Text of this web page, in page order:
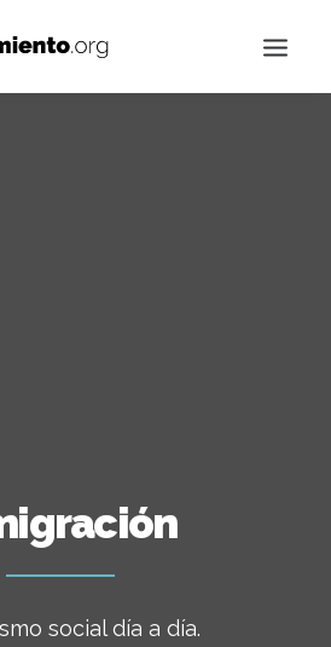
social día a día.